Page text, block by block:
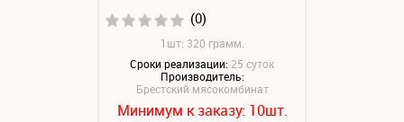
(0)
1шт: 320 грамм.
Сроки реализации: 25 суток
Производитель:
Брестский мясокомбинат
Минимум к заказу: 10шт.